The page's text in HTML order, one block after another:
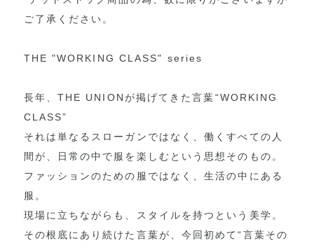
ご了承ください。
THE "WORKING CLASS" series
長年、THE UNIONが掲げてきた言葉“WORKING
CLASS”
それは単なるスローガンではなく、働くすべての人
間が、日常の中で服を楽しむという思想そのもの。
ファッションのための服ではなく、生活の中にある
服。
現場に立ちながらも、スタイルを持つという美学。
その根底にあり続けた言葉が、今回初めて“言葉その